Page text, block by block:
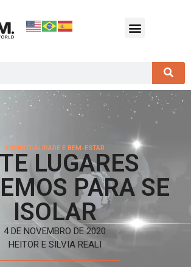
ESPIRITUALIDADE E BEM-ESTAR
LUGARES
PARA SE
ISOLAR
4 DE NOVEMBRO DE 2020
HEITOR E SILVIA REALI